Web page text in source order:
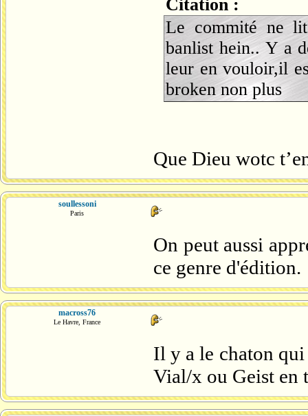
Citation :
Le commité ne
banlist hein.. Y a
leur en vouloir,il
broken non plus
Que Dieu wotc
soullessoni
Paris
On peut aussi
ce genre d'édition.
macross76
Le Havre, France
Il y a le chaton
Vial/x ou Geist en